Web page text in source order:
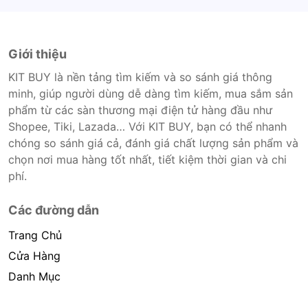
Giới thiệu
KIT BUY là nền tảng tìm kiếm và so sánh giá thông
minh, giúp người dùng dễ dàng tìm kiếm, mua sắm sản
phẩm từ các sàn thương mại điện tử hàng đầu như
Shopee, Tiki, Lazada… Với KIT BUY, bạn có thể nhanh
chóng so sánh giá cả, đánh giá chất lượng sản phẩm và
chọn nơi mua hàng tốt nhất, tiết kiệm thời gian và chi
phí.
Các đường dẫn
Trang Chủ
Cửa Hàng
Danh Mục